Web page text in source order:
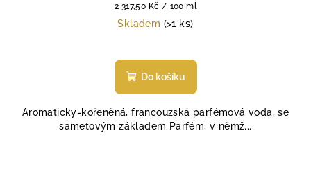
Měrná
cena:
2 317,50 Kč / 100 ml
Skladem (>1 ks)
Do košíku
Aromaticky-kořeněná, francouzská parfémová voda, se
sametovým základem Parfém, v němž...